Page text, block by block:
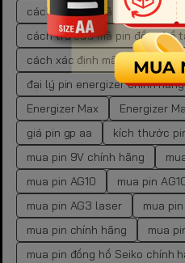
cách tra cứu mã pin đồng hồ
cách tra cứu mã pin đồng hồ
cách xác định mã pin đồng hồ
đại lý pin energizer chính hãng
Energizer Max
Energizer
giá pin gp aa
kích thước
mua pin 9V chính hãng
mua pin AG10
mua pin
mua pin AG3 laser
mua
mua pin chính hãng
mua
mua pin đồng hồ Seiko chính